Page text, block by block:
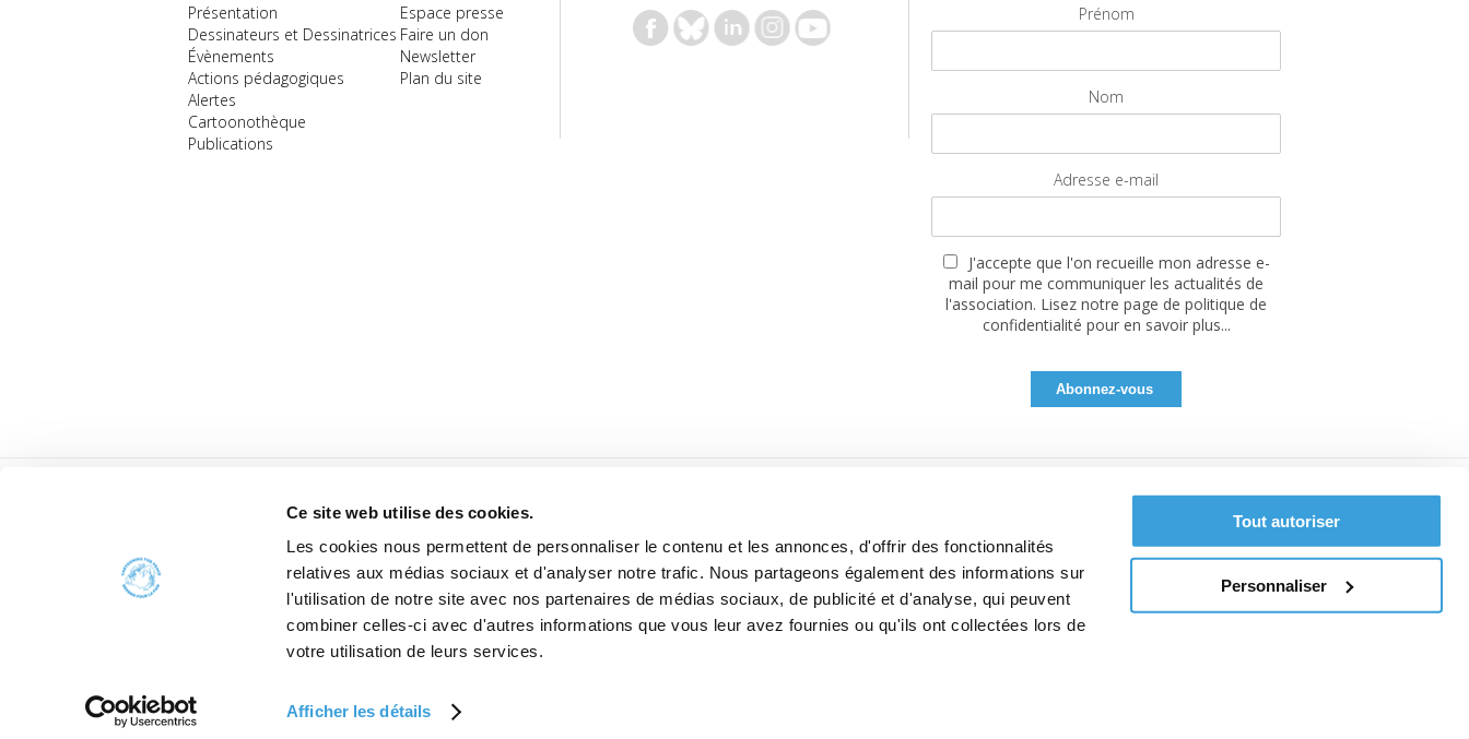
Ce site web utilise des cookies.
Les cookies nous permettent de personnaliser le contenu et les annonces, d'offrir des fonctionnalités
relatives aux médias sociaux et d'analyser notre trafic. Nous partageons également des informations sur
l'utilisation de notre site avec nos partenaires de médias sociaux, de publicité et d'analyse, qui peuvent
combiner celles-ci avec d'autres informations que vous leur avez fournies ou qu'ils ont collectées lors de
votre utilisation de leurs services.
Afficher les détails
Tout autoriser
Personnaliser
Présentation
Dessinateurs et Dessinatrices
Évènements
Actions pédagogiques
Alertes
Cartoonothèque
Publications
Espace presse
Faire un don
Newsletter
Plan du site
Prénom
Nom
Adresse e-mail
J'accepte que l'on recueille mon adresse e-
mail pour me communiquer les actualités de
l'association. Lisez notre page de politique de
confidentialité pour en savoir plus...
Site réalisé avec le soutien de la MGEN, Mutuelle Santé Prévoyance
2006 - 2026 Cartooning for Peace -